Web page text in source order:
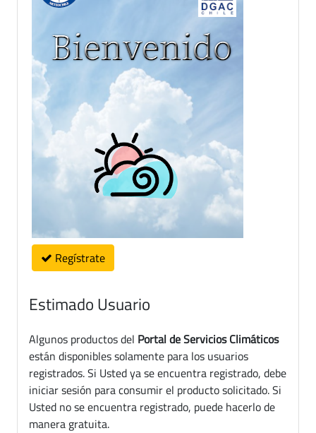
Regístrate
Estimado Usuario
Algunos productos del Portal de Servicios Climáticos
están disponibles solamente para los usuarios
registrados. Si Usted ya se encuentra registrado, debe
iniciar sesión para consumir el producto solicitado. Si
Usted no se encuentra registrado, puede hacerlo de
manera gratuita.